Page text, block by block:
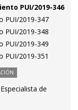
PUI/2019-346
PUI/2019-347
PUI/2019-348
PUI/2019-349
PUI/2019-351
de